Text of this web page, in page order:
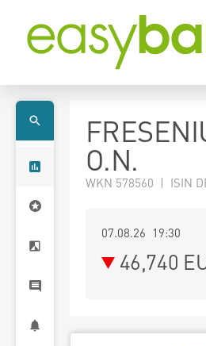
O.N.
WKN 578560 | ISIN
07.08.26 19:30
46,740